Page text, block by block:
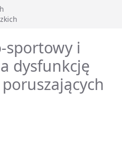
sportowy i
dysfunkcję